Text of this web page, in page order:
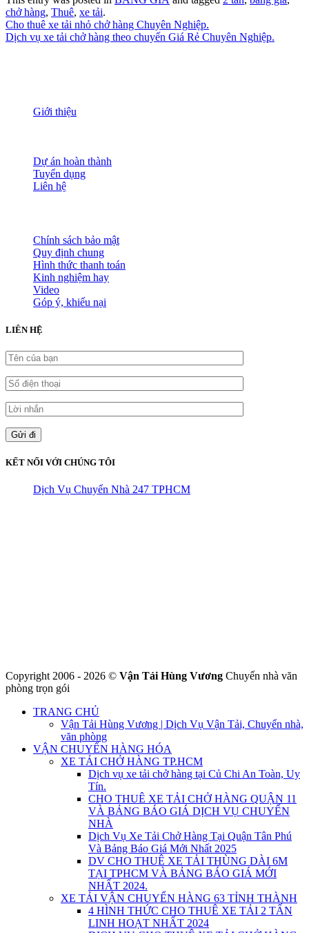
chở hàng, Thuê, xe tải.
Cho thuê xe tải nhỏ chở hàng Chuyên Nghiệp.
Dịch vụ xe tải chở hàng theo chuyến Giá Rẻ Chuyên Nghiệp.
Giới thiệu
Dự án hoàn thành
Tuyển dụng
Liên hệ
Chính sách bảo mật
Quy định chung
Hình thức thanh toán
Kinh nghiệm hay
Video
Góp ý, khiếu nại
LIÊN HỆ
KẾT NỐI VỚI CHÚNG TÔI
Dịch Vụ Chuyển Nhà 247 TPHCM
Copyright 2006 - 2026 © Vận Tải Hùng Vương Chuyển nhà văn
phòng trọn gói
TRANG CHỦ
Vận Tải Hùng Vương | Dịch Vụ Vận Tải, Chuyển nhà,
văn phòng
VẬN CHUYỂN HÀNG HÓA
XE TẢI CHỞ HÀNG TP.HCM
Dịch vụ xe tải chở hàng tại Củ Chi An Toàn, Uy
Tín.
CHO THUÊ XE TẢI CHỞ HÀNG QUẬN 11
VÀ BẢNG BÁO GIÁ DỊCH VỤ CHUYỂN
NHÀ
Dịch Vụ Xe Tải Chở Hàng Tại Quận Tân Phú
Và Bảng Báo Giá Mới Nhất 2025
DV CHO THUÊ XE TẢI THÙNG DÀI 6M
TẠI TPHCM VÀ BẢNG BÁO GIÁ MỚI
NHẤT 2024.
XE TẢI VẬN CHUYỂN HÀNG 63 TỈNH THÀNH
4 HÌNH THỨC CHO THUÊ XE TẢI 2 TẤN
LINH HOẠT NHẤT 2024